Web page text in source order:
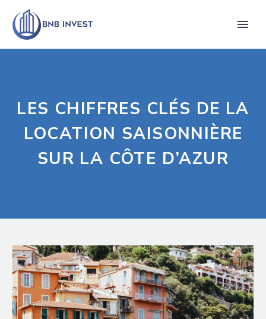
LES CHIFFRES CLÉS DE LA
LOCATION SAISONNIÈRE
SUR LA CÔTE D’AZUR